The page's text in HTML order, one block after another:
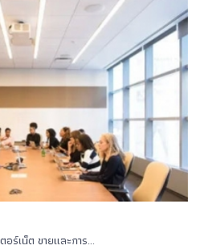
ร์เน็ต ขายและการ...